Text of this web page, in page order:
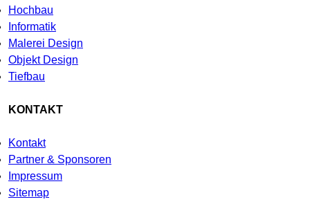
Hochbau
Informatik
Malerei Design
Objekt Design
Tiefbau
KONTAKT
Kontakt
Partner & Sponsoren
Impressum
Sitemap